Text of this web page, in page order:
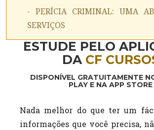
- PERÍCIA CRIMINAL: UMA
SERVIÇOS
ESTUDE PELO
DA CF
DISPONÍVEL GRATUITAMENTE
PLAY E NA APP STORE
Nada melhor do que ter um
informações que você precisa,